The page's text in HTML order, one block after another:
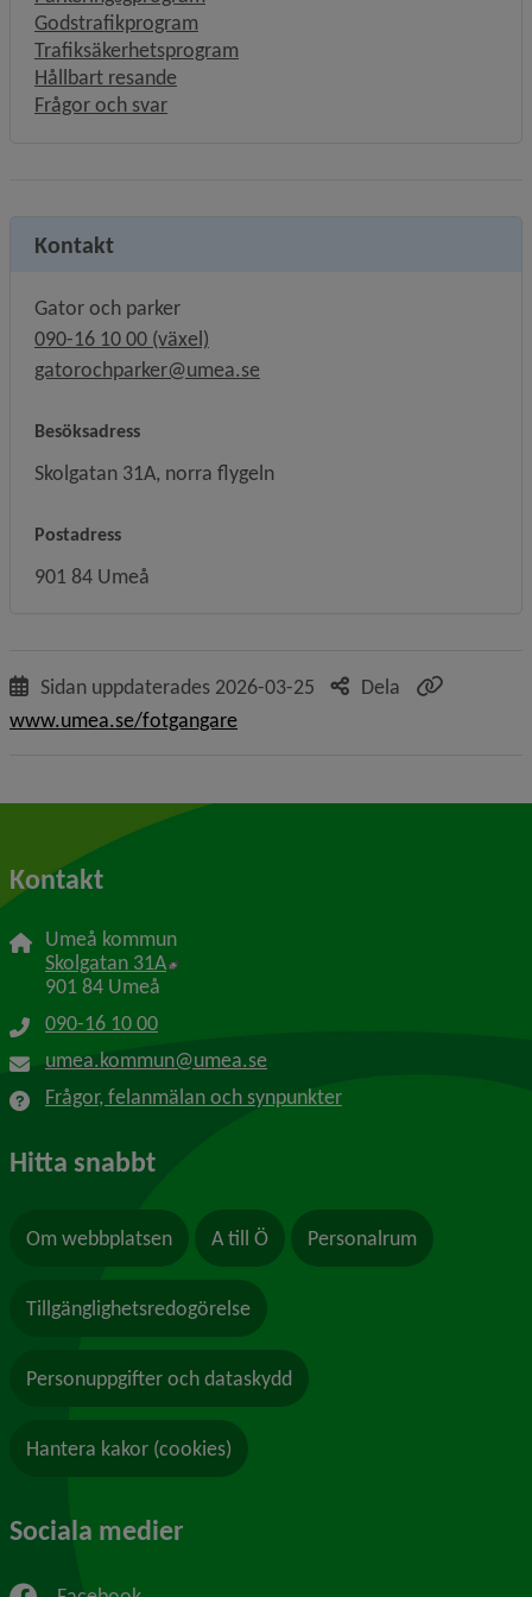
Godstrafikprogram
Trafiksäkerhetsprogram
Hållbart resande
Frågor och svar
Kontakt
Gator och parker
090-16 10 00 (växel)
gatorochparker@umea.se
Besöksadress
Skolgatan 31A, norra flygeln
Postadress
901 84 Umeå
Sidan uppdaterades 2026-03-25
Dela
www.umea.se/fotgangare
Kontakt
Umeå kommun
Skolgatan 31A Länk till annan webbplats, öppnas i nytt
901 84 Umeå
090-16 10 00
umea.kommun@umea.se
Frågor, felanmälan och synpunkter
Hitta snabbt
Om webbplatsen A till Ö Personalrum
Tillgänglighetsredogörelse
Personuppgifter och dataskydd
Hantera kakor (cookies)
Sociala medier